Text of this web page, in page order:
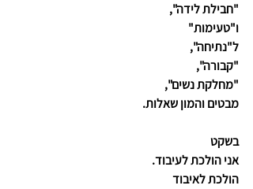
"חבילת לידה",
ו"טעימות"
ל"נתיחה",
"קבורה",
"מחלקת נשים",
מבטים והמון שאלות.
בשקט
אני הולכת לעיבוד.
הולכת לאיבוד